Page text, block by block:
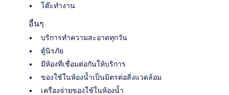
โต๊ะทำงาน
อื่นๆ
บริการทำความสะอาดทุกวัน
ตู้นิรภัย
มีห้องที่เชื่อมต่อกันให้บริการ
ของใช้ในห้องน้ำเป็นมิตรต่อสิ่งแวดล้อม
เครื่องจ่ายของใช้ในห้องน้ำ